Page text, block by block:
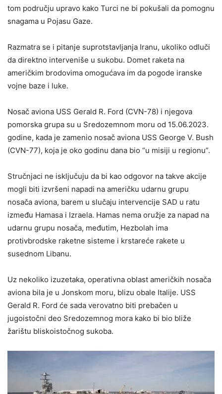
tom području upravo kako Turci ne bi pokušali da pomognu
snagama u Pojasu Gaze.
Razmatra se i pitanje suprotstavljanja Iranu, ukoliko odluči
da direktno interveniše u sukobu. Domet raketa na
američkim brodovima omogućava im da pogode iranske
vojne baze i luke.
Nosač aviona USS Gerald R. Ford (CVN-78) i njegova
pomorska grupa su u Sredozemnom moru od 15.06.2023.
godine, kada je zamenio nosač aviona USS George V. Bush
(CVN-77), koja je oko godinu dana bio “u misiji u regionu”.
Stručnjaci ne isključuju da bi kao odgovor na takve akcije
mogli biti izvršeni napadi na američku udarnu grupu
nosača aviona, barem u slučaju intervencije SAD u ratu
između Hamasa i Izraela. Hamas nema oružje za napad na
udarnu grupu nosača, međutim, Hezbolah ima
protivbrodske raketne sisteme i krstareće rakete u
susednom Libanu.
Uz nekoliko izuzetaka, operativna oblast američkih nosača
aviona bila je u Jonskom moru, blizu obale Italije. USS
Gerald R. Ford će sada verovatno biti prebačen u
jugoistočni deo Sredozemnog mora kako bi bio bliže
žarištu bliskoistočnog sukoba.